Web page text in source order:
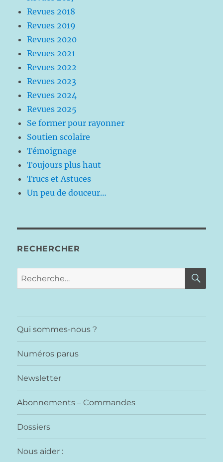
Revues 2018
Revues 2019
Revues 2020
Revues 2021
Revues 2022
Revues 2023
Revues 2024
Revues 2025
Se former pour rayonner
Soutien scolaire
Témoignage
Toujours plus haut
Trucs et Astuces
Un peu de douceur…
RECHERCHER
Recherche
pour :
Qui sommes-nous ?
Numéros parus
Newsletter
Abonnements – Commandes
Dossiers
Nous aider :